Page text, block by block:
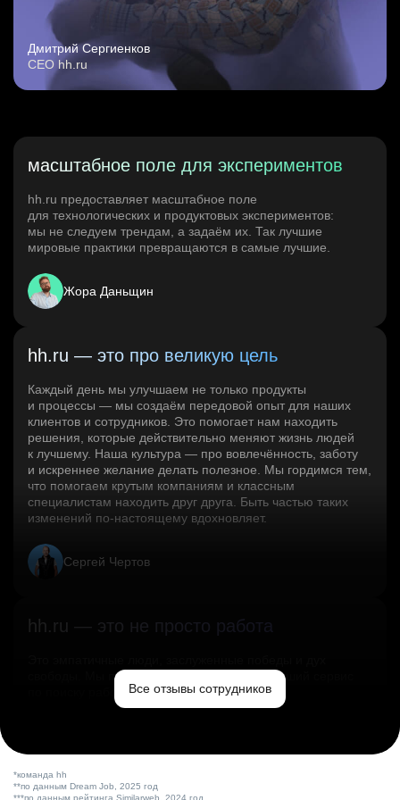
Дмитрий Сергиенков
CEO hh.ru
масштабное поле для экспериментов
hh.ru предоставляет масштабное поле
для технологических и продуктовых экспериментов:
мы не следуем трендам, а задаём их. Так лучшие
мировые практики превращаются в самые лучшие.
Жора Даньщин
hh.ru — это про великую цель
Каждый день мы улучшаем не только продукты
и процессы — мы создаём передовой опыт для наших
клиентов и сотрудников. Это помогает нам находить
решения, которые действительно меняют жизнь людей
к лучшему. Наша культура — про вовлечённость, заботу
и искреннее желание делать полезное. Мы гордимся тем,
что помогаем крутым компаниям и классным
специалистам находить друг друга. Быть частью таких
изменений по‑настоящему вдохновляет.
Сергей Чертов
hh.ru — это не просто работа
свободы. Мы помогаем миру и создаём лучший сервис
по поиску работы в стране.Все отзывы сотрудников
*команда hh
**по данным Dream Job, 2025 год
***по данным рейтинга Similarweb, 2024 год